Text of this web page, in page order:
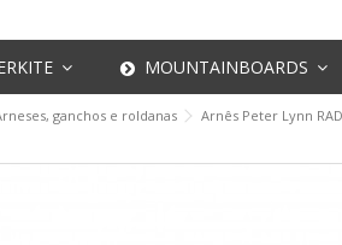
MOUNTAINBOARDS
ganchos e roldanas Arnês Peter Lynn